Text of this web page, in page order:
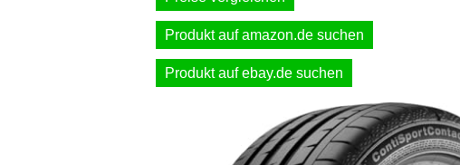
Produkt auf amazon.de suchen
Produkt auf ebay.de suchen